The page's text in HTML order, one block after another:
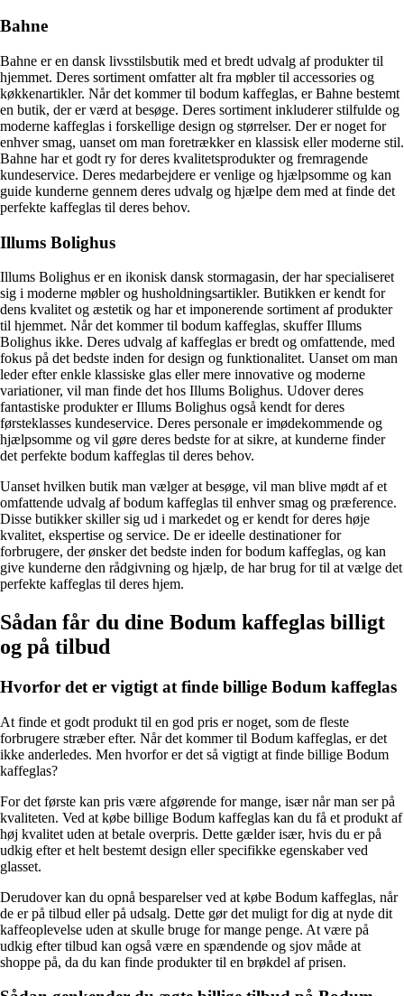
Bahne
Bahne er en dansk livsstilsbutik med et bredt udvalg af produkter til
hjemmet. Deres sortiment omfatter alt fra møbler til accessories og
køkkenartikler. Når det kommer til bodum kaffeglas, er Bahne bestemt
en butik, der er værd at besøge. Deres sortiment inkluderer stilfulde og
moderne kaffeglas i forskellige design og størrelser. Der er noget for
enhver smag, uanset om man foretrækker en klassisk eller moderne stil.
Bahne har et godt ry for deres kvalitetsprodukter og fremragende
kundeservice. Deres medarbejdere er venlige og hjælpsomme og kan
guide kunderne gennem deres udvalg og hjælpe dem med at finde det
perfekte kaffeglas til deres behov.
Illums Bolighus
Illums Bolighus er en ikonisk dansk stormagasin, der har specialiseret
sig i moderne møbler og husholdningsartikler. Butikken er kendt for
dens kvalitet og æstetik og har et imponerende sortiment af produkter
til hjemmet. Når det kommer til bodum kaffeglas, skuffer Illums
Bolighus ikke. Deres udvalg af kaffeglas er bredt og omfattende, med
fokus på det bedste inden for design og funktionalitet. Uanset om man
leder efter enkle klassiske glas eller mere innovative og moderne
variationer, vil man finde det hos Illums Bolighus. Udover deres
fantastiske produkter er Illums Bolighus også kendt for deres
førsteklasses kundeservice. Deres personale er imødekommende og
hjælpsomme og vil gøre deres bedste for at sikre, at kunderne finder
det perfekte bodum kaffeglas til deres behov.
Uanset hvilken butik man vælger at besøge, vil man blive mødt af et
omfattende udvalg af bodum kaffeglas til enhver smag og præference.
Disse butikker skiller sig ud i markedet og er kendt for deres høje
kvalitet, ekspertise og service. De er ideelle destinationer for
forbrugere, der ønsker det bedste inden for bodum kaffeglas, og kan
give kunderne den rådgivning og hjælp, de har brug for til at vælge det
perfekte kaffeglas til deres hjem.
Sådan får du dine Bodum kaffeglas billigt
og på tilbud
Hvorfor det er vigtigt at finde billige Bodum kaffeglas
At finde et godt produkt til en god pris er noget, som de fleste
forbrugere stræber efter. Når det kommer til Bodum kaffeglas, er det
ikke anderledes. Men hvorfor er det så vigtigt at finde billige Bodum
kaffeglas?
For det første kan pris være afgørende for mange, især når man ser på
kvaliteten. Ved at købe billige Bodum kaffeglas kan du få et produkt af
høj kvalitet uden at betale overpris. Dette gælder især, hvis du er på
udkig efter et helt bestemt design eller specifikke egenskaber ved
glasset.
Derudover kan du opnå besparelser ved at købe Bodum kaffeglas, når
de er på tilbud eller på udsalg. Dette gør det muligt for dig at nyde dit
kaffeoplevelse uden at skulle bruge for mange penge. At være på
udkig efter tilbud kan også være en spændende og sjov måde at
shoppe på, da du kan finde produkter til en brøkdel af prisen.